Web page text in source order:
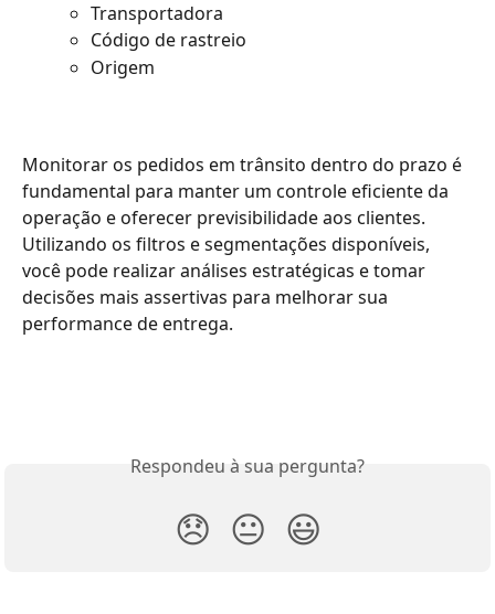
Transportadora
Código de rastreio
Origem
Monitorar os pedidos em trânsito dentro do prazo é
fundamental para manter um controle eficiente da
operação e oferecer previsibilidade aos clientes.
Utilizando os filtros e segmentações disponíveis,
você pode realizar análises estratégicas e tomar
decisões mais assertivas para melhorar sua
performance de entrega.
Respondeu à sua pergunta?
😞 😐 😃